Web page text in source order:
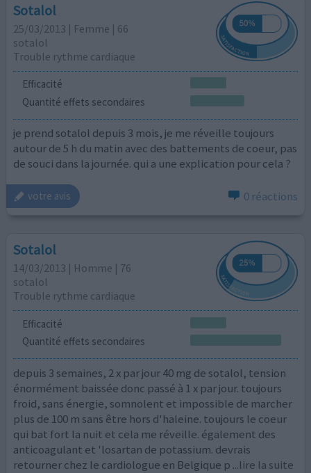
Sotalol
25/03/2013 | Femme | 66
sotalol
Trouble rythme cardiaque
Efficacité
Quantité effets secondaires
je prend sotalol depuis 3 mois, je me réveille toujours
autour de 5 h du matin avec des battements de coeur, pas
de souci dans la journée. qui a une explication pour cela ?
votre avis 0 réactions
Sotalol
14/03/2013 | Homme | 76
sotalol
Trouble rythme cardiaque
Efficacité
Quantité effets secondaires
depuis 3 semaines, 2 x par jour 40 mg de sotalol, tension
énormément baissée donc passé à 1 x par jour. toujours
froid, sans énergie, somnolent et impossible de marcher
plus de 100 m sans être hors d'haleine. toujours le coeur
qui bat fort la nuit et cela me réveille. également des
anticoagulant et 'losartan de potassium. devrais
retourner chez le cardiologue en Belgique p ...lire la suite